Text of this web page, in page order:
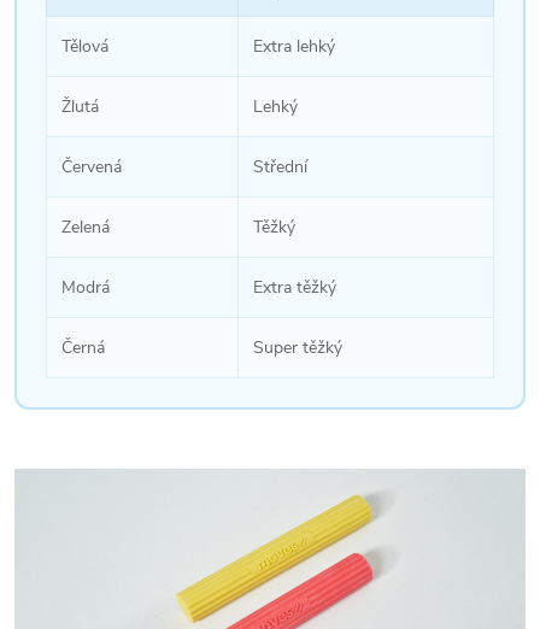
Tělová Extra lehký
Žlutá Lehký
Červená Střední
Zelená Těžký
Modrá Extra těžký
Černá Super těžký